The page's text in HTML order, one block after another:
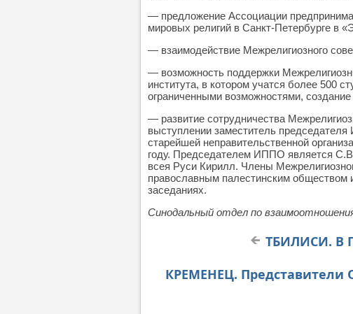
— предложение Ассоциации
мировых религий в Санкт-Петербурге в
— взаимодействие Межрелигиозного
— возможность поддержки
института, в котором учатся более 500
ограниченными возможностями,
— развитие сотрудничества
выступлении заместитель
старейшей неправительственной
году. Председателем ИППО является
всея Руси Кирилл. Члены
православным палестинским обществом
заседаниях.
Синодальный отдел по
ТБИЛИСИ. В
КРЕМЕНЕЦ. Представители